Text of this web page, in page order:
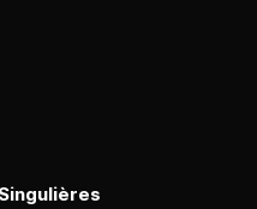
Singulières